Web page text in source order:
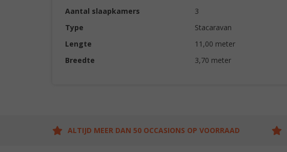
Aantal slaapkamers
3
Type
Stacaravan
Lengte
11,00 meter
Breedte
3,70 meter
ALTIJD MEER DAN 50 OCCASIONS OP VOORRAAD